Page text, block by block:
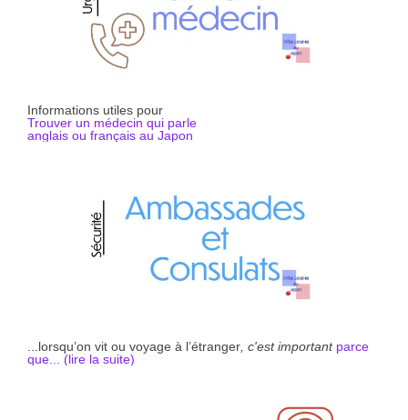
Informations utiles pour
Trouver un médecin qui parle
anglais ou français au Japon
...lorsqu’on vit ou voyage à l’étranger , c'est important parce
que... (lire la suite)